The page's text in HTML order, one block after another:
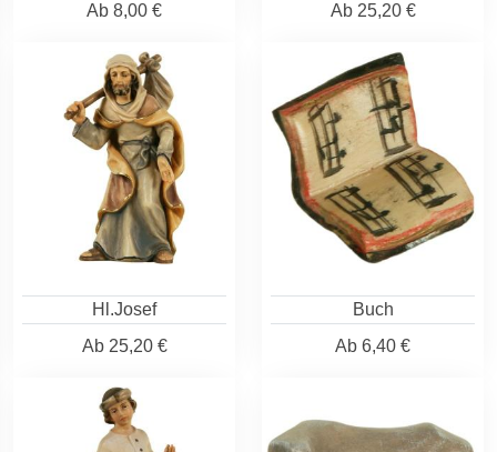
Ab 8,00 €
Ab25,20 €
Hl.Josef
Ab25,20 €
Buch
Ab 6,40 €